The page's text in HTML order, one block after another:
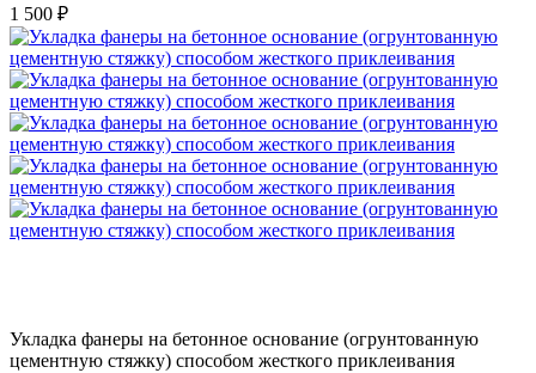
1 500 ₽
Укладка фанеры на бетонное основание (огрунтованную
цементную стяжку) способом жесткого приклеивания